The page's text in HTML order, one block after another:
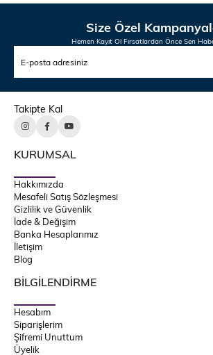
Size Özel
Hemen Kayıt Ol Fırsatlardan Önce Sen
Takipte Kal
KURUMSAL
Hakkımızda
Mesafeli Satış Sözleşmesi
Gizlilik ve Güvenlik
İade & Değişim
Banka Hesaplarımız
İletişim
Blog
BİLGİLENDİRME
Hesabım
Siparişlerim
Şifremi Unuttum
Üyelik